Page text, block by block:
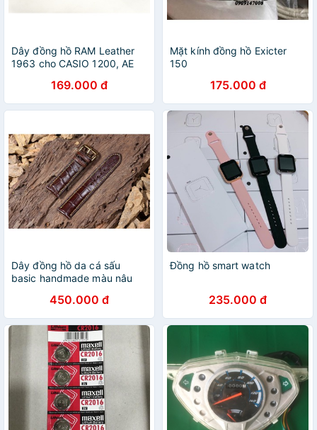
Dây đồng hồ RAM Leather
1963 cho CASIO 1200, AE
A168 , Size 18 da bò thật
xanh ngọc
169.000 đ
Mặt kính đồng hồ Exicter
150
175.000 đ
Dây đồng hồ da cá sấu
basic handmade màu nâu
450.000 đ
Đồng hồ smart watch
235.000 đ